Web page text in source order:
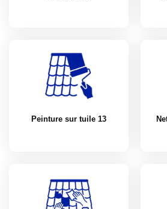
Peinture sur tuile 13